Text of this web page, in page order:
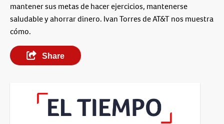
mantener sus metas de hacer ejercicios, mantenerse
saludable y ahorrar dinero. Ivan Torres de AT&T nos muestra
cómo.
Share